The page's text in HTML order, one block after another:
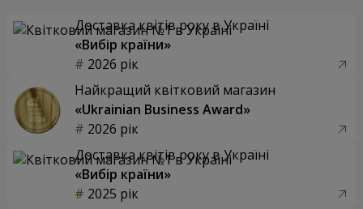
Доставка квітів року в Україні
«Вибір країни»
2026 рік
Найкращий квітковий магазин
«Ukrainian Business Award»
2026 рік
Доставка квітів року в Україні
«Вибір країни»
2025 рік